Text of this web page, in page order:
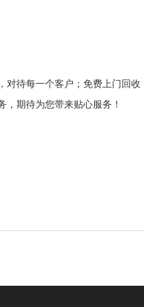
待每一个客户；免费上门回收
期待为您带来贴心服务！